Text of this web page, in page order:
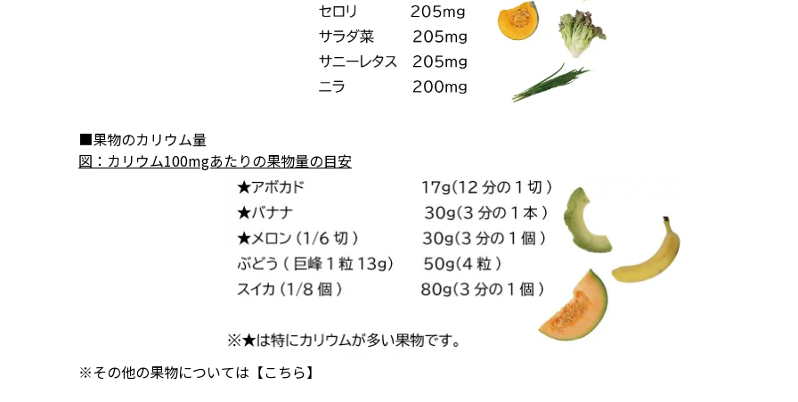
■果物のカリウム量
図：カリウム100mgあたりの果物量の目安
※その他の果物については 【こちら】